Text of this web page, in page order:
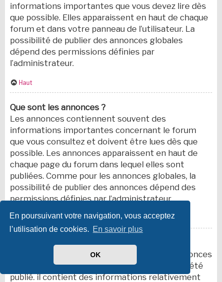
En poursuivant votre navigation, vous acceptez
l’utilisation de cookies. En savoir plus
OK
informations importantes que vous devez lire dès
que possible. Elles apparaissent en haut de chaque
forum et dans votre panneau de l’utilisateur. La
possibilité de publier des annonces globales
dépend des permissions définies par
l’administrateur.
Haut
Que sont les annonces ?
Les annonces contiennent souvent des
informations importantes concernant le forum
que vous consultez et doivent être lues dès que
possible. Les annonces apparaissent en haut de
chaque page du forum dans lequel elles sont
publiées. Comme pour les annonces globales, la
possibilité de publier des annonces dépend des
permissions définies par l’administrateur.
Haut
Que sont les sujets épinglés ?
Un sujet épinglé apparaît en dessous des annonces
sur la première page du forum dans lequel il a été
publié. il contient des informations relativement